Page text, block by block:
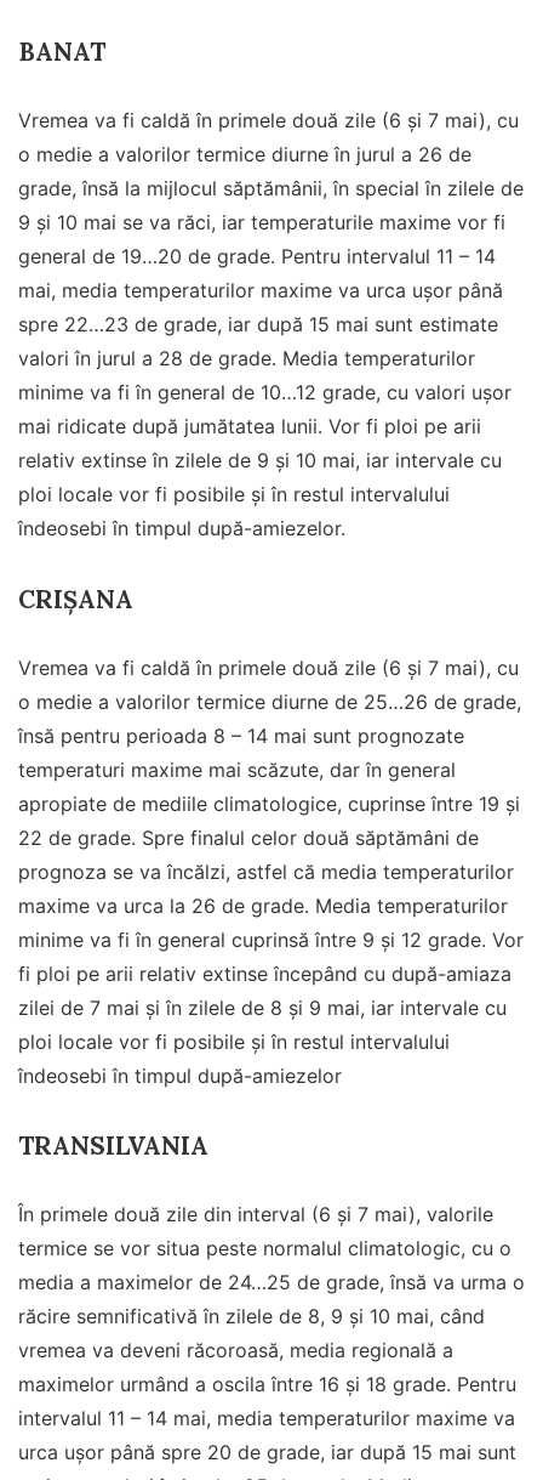
BANAT
Vremea va fi caldă în primele două zile (6 și 7 mai), cu
o medie a valorilor termice diurne în jurul a 26 de
grade, însă la mijlocul săptămânii, în special în zilele de
9 și 10 mai se va răci, iar temperaturile maxime vor fi
general de 19…20 de grade. Pentru intervalul 11 – 14
mai, media temperaturilor maxime va urca ușor până
spre 22…23 de grade, iar după 15 mai sunt estimate
valori în jurul a 28 de grade. Media temperaturilor
minime va fi în general de 10…12 grade, cu valori ușor
mai ridicate după jumătatea lunii. Vor fi ploi pe arii
relativ extinse în zilele de 9 și 10 mai, iar intervale cu
ploi locale vor fi posibile și în restul intervalului
îndeosebi în timpul după-amiezelor.
CRIȘANA
Vremea va fi caldă în primele două zile (6 și 7 mai), cu
o medie a valorilor termice diurne de 25…26 de grade,
însă pentru perioada 8 – 14 mai sunt prognozate
temperaturi maxime mai scăzute, dar în general
apropiate de mediile climatologice, cuprinse între 19 și
22 de grade. Spre finalul celor două săptămâni de
prognoza se va încălzi, astfel că media temperaturilor
maxime va urca la 26 de grade. Media temperaturilor
minime va fi în general cuprinsă între 9 și 12 grade. Vor
fi ploi pe arii relativ extinse începând cu după-amiaza
zilei de 7 mai și în zilele de 8 și 9 mai, iar intervale cu
ploi locale vor fi posibile și în restul intervalului
îndeosebi în timpul după-amiezelor
TRANSILVANIA
În primele două zile din interval (6 și 7 mai), valorile
termice se vor situa peste normalul climatologic, cu o
media a maximelor de 24…25 de grade, însă va urma o
răcire semnificativă în zilele de 8, 9 și 10 mai, când
vremea va deveni răcoroasă, media regională a
maximelor urmând a oscila între 16 și 18 grade. Pentru
intervalul 11 – 14 mai, media temperaturilor maxime va
urca ușor până spre 20 de grade, iar după 15 mai sunt